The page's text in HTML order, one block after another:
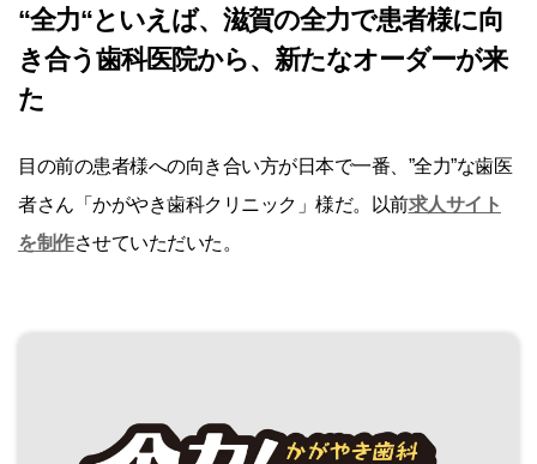
“全力“といえば、滋賀の全力で患者様に向
き合う歯科医院から、 新たなオーダーが来
た
目の前の患者様への向き合い方が日本で一番、”全力”な歯医
者さん「かがやき歯科クリニック」様だ。以前求人サイト
を制作させていただいた。